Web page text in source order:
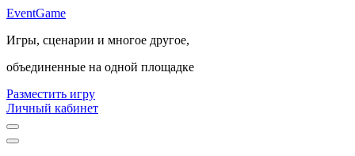
EventGame
Игры, сценарии и многое другое,
объединенные на одной площадке
Разместить игру
Личный кабинет